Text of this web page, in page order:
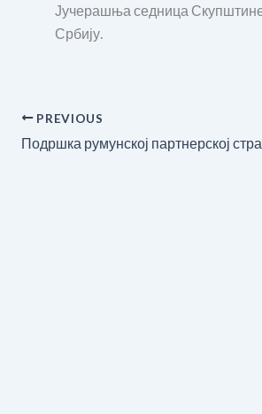
Јучерашња седница Скупштине
Србију.
PREVIOUS
Подршка румунској партнерској